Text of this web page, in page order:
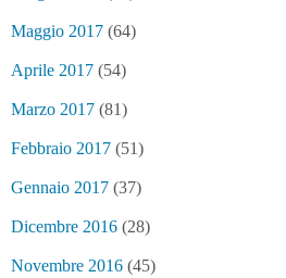
Maggio 2017 (64)
Aprile 2017 (54)
Marzo 2017 (81)
Febbraio 2017 (51)
Gennaio 2017 (37)
Dicembre 2016 (28)
Novembre 2016 (45)